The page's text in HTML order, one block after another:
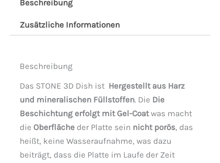
Beschreibung
Zusätzliche Informationen
Beschreibung
Das STONE 3D Dish ist Hergestellt aus Harz
und mineralischen Füllstoffen. Die Die
Beschichtung erfolgt mit Gel-Coatwas macht
die Oberfläche der Platte sein nicht porös, das
heißt, keine Wasseraufnahme, was dazu
beiträgt, dass die Platte im Laufe der Zeit